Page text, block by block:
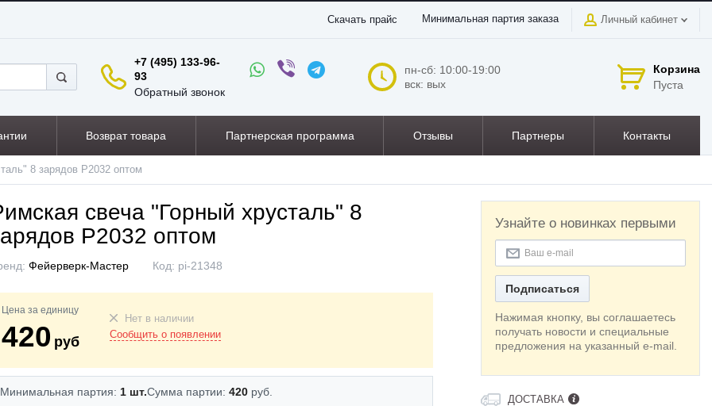
Скачать прайс Минимальная партия заказа Личный кабинет
+7 (495) 133-96-
93
Обратный звонок
пн-сб: 10:00-19:00
вск: вых
Корзина
Пуста
Возврат товара Партнерская программа Отзывы Партнеры Контакты
8 зарядов P2032 оптом
свеча "Горный хрусталь" 8
P2032 оптом
Фейерверк-Мастер Код: pi-21348
Цена за единицу
420 руб
Нет в наличии
Сообщить о появлении
Минимальная партия: 1 шт.Сумма партии: 420 руб.
Узнайте о новинках первыми
Подписаться
Нажимая кнопку, вы соглашаетесь
получать новости и специальные
предложения на указанный e-mail.
ДОСТАВКА